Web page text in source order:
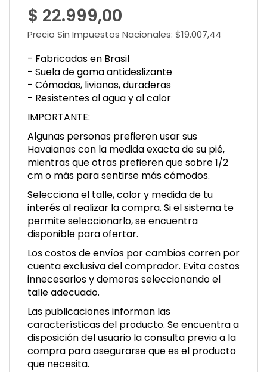
$ 22.999,00
Precio Sin Impuestos Nacionales: $19.007,44
- Fabricadas en Brasil
- Suela de goma antideslizante
- Cómodas, livianas, duraderas
- Resistentes al agua y al calor
IMPORTANTE:
Algunas personas prefieren usar sus
Havaianas con la medida exacta de su pié,
mientras que otras prefieren que sobre 1/2
cm o más para sentirse más cómodos.
Selecciona el talle, color y medida de tu
interés al realizar la compra. Si el sistema te
permite seleccionarlo, se encuentra
disponible para ofertar.
Los costos de envíos por cambios corren por
cuenta exclusiva del comprador. Evita costos
innecesarios y demoras seleccionando el
talle adecuado.
Las publicaciones informan las
características del producto. Se encuentra a
disposición del usuario la consulta previa a la
compra para asegurarse que es el producto
que necesita.